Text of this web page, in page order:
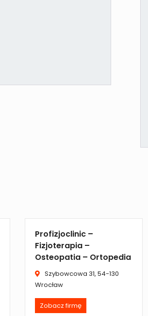
Profizjoclinic –
Fizjoterapia –
Osteopatia – Ortopedia
Szybowcowa 31, 54-130
Wrocław
Zobacz firmę